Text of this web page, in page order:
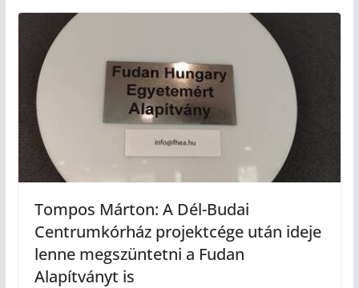
Tompos Márton: A Dél-Budai
Centrumkórház projektcége után ideje
lenne megszüntetni a Fudan
Alapítványt is